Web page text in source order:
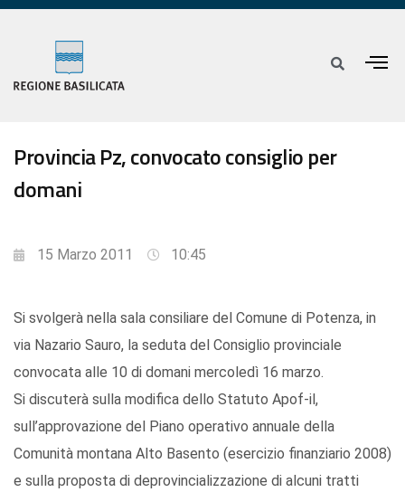
Provincia Pz, convocato consiglio per
domani
15 Marzo 2011 10:45
Si svolgerà nella sala consiliare del Comune di Potenza, in
via Nazario Sauro, la seduta del Consiglio provinciale
convocata alle 10 di domani mercoledì 16 marzo.
Si discuterà sulla modifica dello Statuto Apof-il,
sull’approvazione del Piano operativo annuale della
Comunità montana Alto Basento (esercizio finanziario 2008)
e sulla proposta di deprovincializzazione di alcuni tratti